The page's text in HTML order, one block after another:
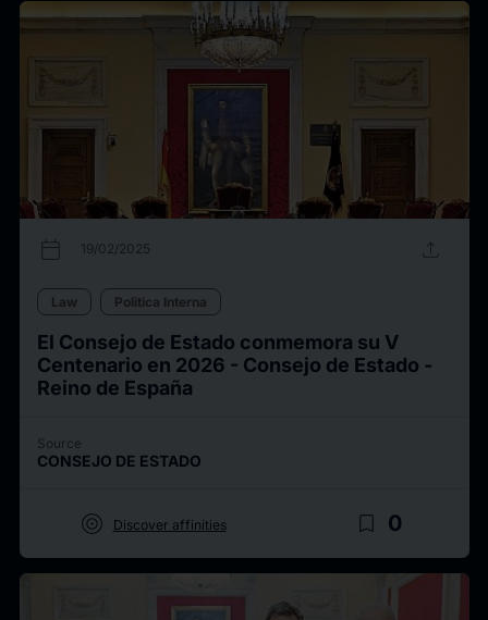
calendar_today 19/02/2025 upload
Law Politica Interna
El Consejo de Estado conmemora su V
Centenario en 2026 - Consejo de Estado -
Reino de España
Source
CONSEJO DE ESTADO
target Discover affinities bookmark_border 0